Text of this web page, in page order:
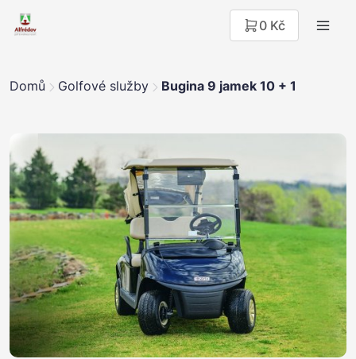
0 Kč
Domů Golfové služby Bugina 9 jamek 10 + 1